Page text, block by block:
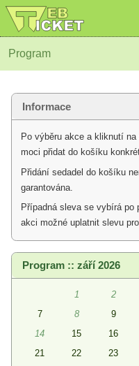
Program
Informace
Po výběru akce a kliknutí
moci přidat do košíku
Přidání sedadel do košíku
garantována.
Případná sleva se vybírá po
akci možné uplatnit slevu
Program :: září 2026
1 2
7
8 9
14
15 16
21
22 23